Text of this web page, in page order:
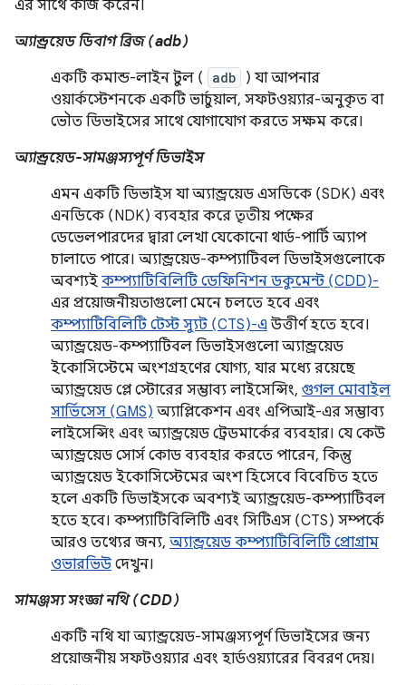
এর সাথে কাজ করেন।
অ্যান্ড্রয়েড ডিবাগ ব্রিজ (adb)
একটি কমান্ড-লাইন টুল (
adb
) যা আপনার
ওয়ার্কস্টেশনকে একটি ভার্চুয়াল, সফটওয়্যার-অনুকৃত বা
ভৌত ডিভাইসের সাথে যোগাযোগ করতে সক্ষম করে।
অ্যান্ড্রয়েড-সামঞ্জস্যপূর্ণ ডিভাইস
এমন একটি ডিভাইস যা অ্যান্ড্রয়েড এসডিকে (SDK) এবং
এনডিকে (NDK) ব্যবহার করে তৃতীয় পক্ষের
ডেভেলপারদের দ্বারা লেখা যেকোনো থার্ড-পার্টি অ্যাপ
চালাতে পারে। অ্যান্ড্রয়েড-কম্প্যাটিবল ডিভাইসগুলোকে
অবশ্যই কম্প্যাটিবিলিটি ডেফিনিশন ডকুমেন্ট (CDD)-
এর প্রয়োজনীয়তাগুলো মেনে চলতে হবে এবং
কম্প্যাটিবিলিটি টেস্ট স্যুট (CTS)-এ উত্তীর্ণ হতে হবে।
অ্যান্ড্রয়েড-কম্প্যাটিবল ডিভাইসগুলো অ্যান্ড্রয়েড
ইকোসিস্টেমে অংশগ্রহণের যোগ্য, যার মধ্যে রয়েছে
অ্যান্ড্রয়েড প্লে স্টোরের সম্ভাব্য লাইসেন্সিং, গুগল মোবাইল
সার্ভিসেস (GMS) অ্যাপ্লিকেশন এবং এপিআই-এর সম্ভাব্য
লাইসেন্সিং এবং অ্যান্ড্রয়েড ট্রেডমার্কের ব্যবহার। যে কেউ
অ্যান্ড্রয়েড সোর্স কোড ব্যবহার করতে পারেন, কিন্তু
অ্যান্ড্রয়েড ইকোসিস্টেমের অংশ হিসেবে বিবেচিত হতে
হলে একটি ডিভাইসকে অবশ্যই অ্যান্ড্রয়েড-কম্প্যাটিবল
হতে হবে। কম্প্যাটিবিলিটি এবং সিটিএস (CTS) সম্পর্কে
আরও তথ্যের জন্য, অ্যান্ড্রয়েড কম্প্যাটিবিলিটি প্রোগ্রাম
ওভারভিউ দেখুন।
সামঞ্জস্য সংজ্ঞা নথি (CDD)
একটি নথি যা অ্যান্ড্রয়েড-সামঞ্জস্যপূর্ণ ডিভাইসের জন্য
প্রয়োজনীয় সফটওয়্যার এবং হার্ডওয়্যারের বিবরণ দেয়।